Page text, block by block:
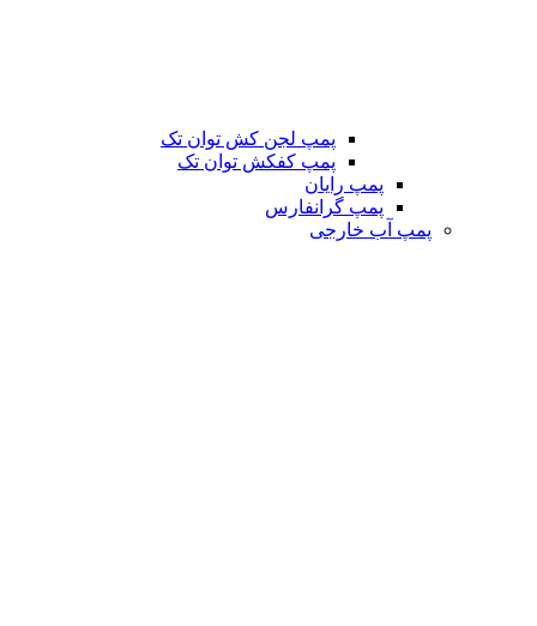
پمپ لجن کش توان تک
پمپ کفکش توان تک
پمپ رایان
پمپ گرانفارس
پمپ آب خارجی